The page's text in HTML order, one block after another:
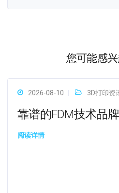
您可能感
2026-08-10 3D打印资
靠谱的FDM技术品牌
阅读详情